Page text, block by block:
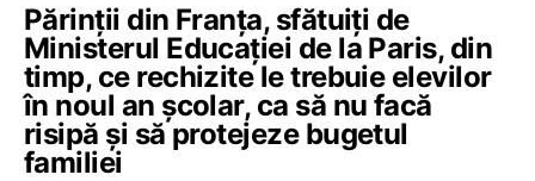
Părinții din Franța, sfătuiți de
Ministerul Educației de la Paris, din
timp, ce rechizite le trebuie elevilor
în noul an școlar, ca să nu facă
risipă și să protejeze bugetul
familiei